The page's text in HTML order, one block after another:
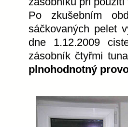
Po zkušebním
sáčkovaných pelet
dne 1.12.2009
zásobník čtyřmi
plnohodnotný